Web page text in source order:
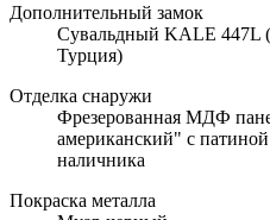
Дополнительный замок
Сувальдный KALE 447L
Турция)
Отделка снаружи
Фрезерованная МДФ
американский" с
наличника
Покраска металла